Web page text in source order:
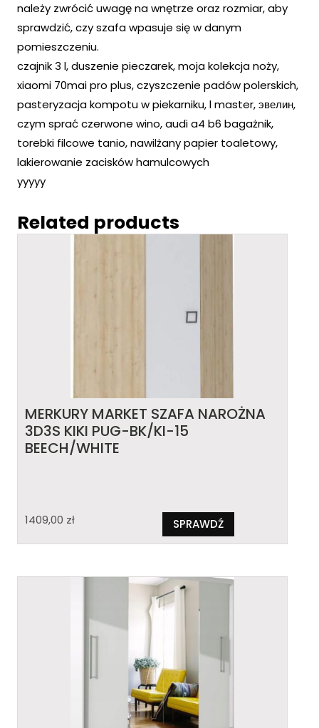
należy zwrócić uwagę na wnętrze oraz rozmiar, aby
sprawdzić, czy szafa wpasuje się w danym
pomieszczeniu.
czajnik 3 l, duszenie pieczarek, moja kolekcja noży,
xiaomi 70mai pro plus, czyszczenie padów polerskich,
pasteryzacja kompotu w piekarniku, l master, эвелин,
czym sprać czerwone wino, audi a4 b6 bagażnik,
torebki filcowe tanio, nawilżany papier toaletowy,
lakierowanie zacisków hamulcowych
yyyyy
Related products
MERKURY MARKET SZAFA NAROŻNA
3D3S KIKI PUG-BK/KI-15
BEECH/WHITE
1409,00 zł SPRAWDŹ